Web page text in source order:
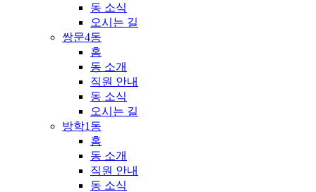
동 소식
오시는 길
쌍문4동
홈
동 소개
직원 안내
동 소식
오시는 길
방학1동
홈
동 소개
직원 안내
동 소식